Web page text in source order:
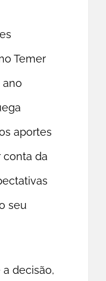
Temer
aportes
conta da
seu
decisão,